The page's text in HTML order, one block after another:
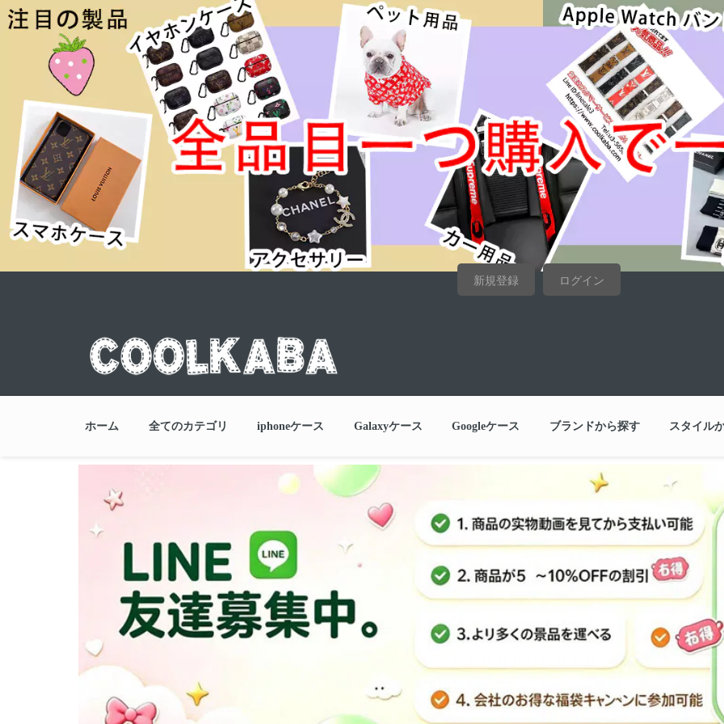
新規登録 ログイン
ホーム 全てのカテゴリ iphoneケース Galaxyケース Googleケース ブランドから探す スタイル